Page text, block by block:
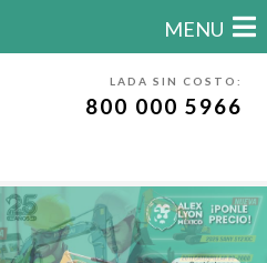
MENU
LADA SIN COSTO:
800 000 5966